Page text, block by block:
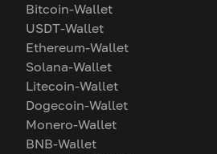
Bitcoin-Wallet
USDT-Wallet
Ethereum-Wallet
Solana-Wallet
Litecoin-Wallet
Dogecoin-Wallet
Monero-Wallet
BNB-Wallet